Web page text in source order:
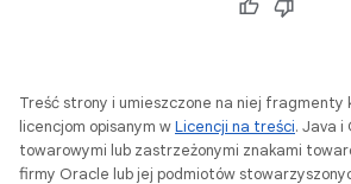
Treść strony i umieszczone na niej fragmenty
licencjom opisanym wLicencji na treści. Java i
towarowymi lub zastrzeżonymi znakami
firmy Oracle lub jej podmiotów